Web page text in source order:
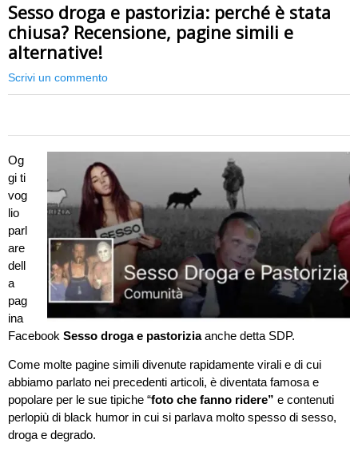
Sesso droga e pastorizia: perché è stata
chiusa? Recensione, pagine simili e
alternative!
Scrivi un commento
Og
gi ti
vog
lio
parl
are
dell
a
pag
ina
Facebook Sesso droga e pastoriziaanche detta SDP.
Come molte pagine simili divenute rapidamente virali e di cui
abbiamo parlato nei precedenti articoli, è diventata famosa e
popolare per le sue tipiche “foto che fanno ridere” e contenuti
perlopiù di black humor in cui si parlava molto spesso di sesso,
droga e degrado.